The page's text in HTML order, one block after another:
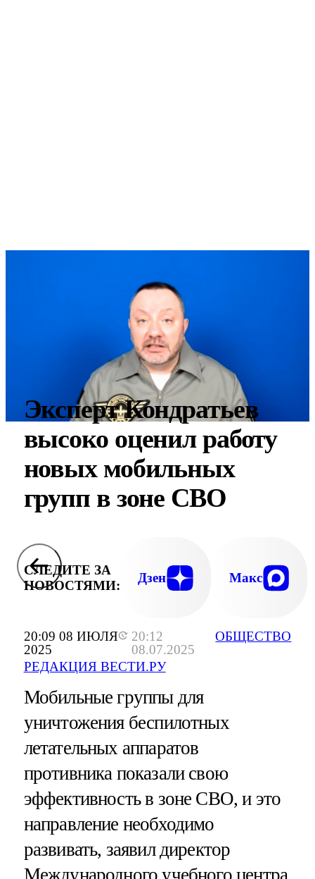
20:09 08 ИЮЛЯ
2025
20:12
08.07.2025
РЕДАКЦИЯ ВЕСТИ.РУ
ОБЩЕСТВО
Эксперт Кондратьев
высоко оценил работу
новых мобильных
групп в зоне СВО
СЛЕДИТЕ ЗА
НОВОСТЯМИ:
Дзен Макс
Мобильные группы для
уничтожения беспилотных
летательных аппаратов
противника показали свою
эффективность в зоне СВО, и это
направление необходимо
развивать, заявил директор